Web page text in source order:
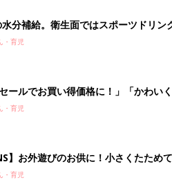
分補給。衛生面ではスポーツドリ
ツとは？【専門家監修】
・育児
ールでお買い得価格に！」「かわい
・育児
】お外遊びのお供に！小さくたた
・育児